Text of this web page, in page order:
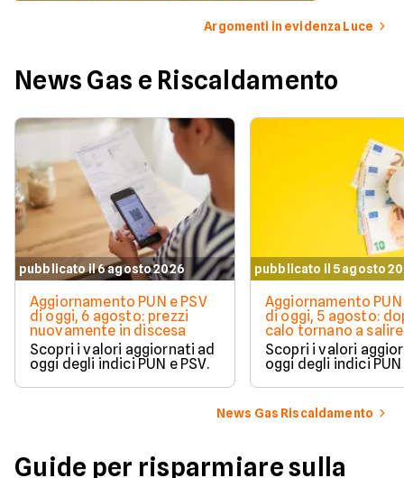
Argomenti in evidenza Luce
News Gas e Riscaldamento
pubblicato il 6 agosto 2026
Aggiornamento PUN e PSV
di oggi, 6 agosto: prezzi
nuovamente in discesa
Scopri i valori aggiornati ad
oggi degli indici PUN e PSV.
pubblicato il 5 agosto
Aggiornamento PUN
di oggi, 5 agosto:
calo tornano a
Scopri i valori
oggi degli indici PUN
News Gas Riscaldamento
Guide per risparmiare sulla